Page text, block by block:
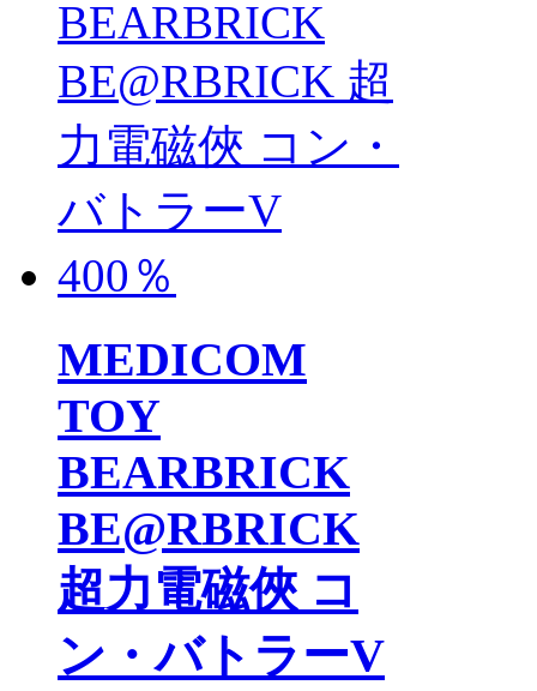
MEDICOM
TOY
BEARBRICK
BE@RBRICK
超力電磁俠 コ
ン・バトラーV